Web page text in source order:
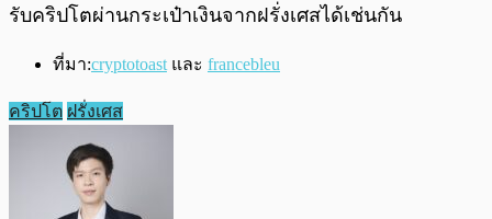
รับคริปโตผ่านกระเป๋าเงินจากฝรั่งเศสได้เช่นกัน
ที่มา:cryptotoast และ francebleu
คริปโต ฝรั่งเศส